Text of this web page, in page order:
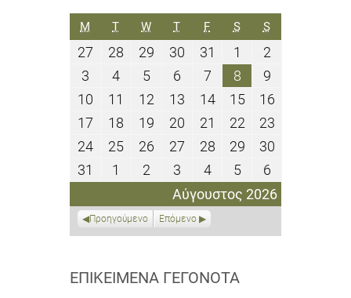
Αύγουστος 2026
M ΔΕΥΤΈΡΑ
TΤΡΊΤΗ
WΤΕΤΆΡΤΗ
TΠΈΜΠΤΗ
FΠΑΡΑΣΚΕΥΉ
SΣΆΒΒΑΤΟ
SΚΥΡΙΑΚΉ
27
Ιουλίου
2026
28
Ιουλίου
2026
29
Ιουλίου
2026
30
Ιουλίου
2026
31
Ιουλίου
2026
1
Αυγούστου
2026
22
Αυγούστου
3
Αυγούστου
2026
44
Αυγούστου
2026
55
Αυγούστου
2026
6
Αυγούστου
2026
77
Αυγούστου
2026
88
Αυγούστου
2026
99
Αυγούστου
2026
10
Αυγούστου
2026
11
Αυγούστου
2026
12
Αυγούστου
2026
13
Αυγούστου
2026
1414
Αυγούστου
2026
1515
Αυγούστου
2026
1616
Αυγούστου
2026
17
Αυγούστου
2026
18
Αυγούστου
2026
19
Αυγούστου
2026
20
Αυγούστου
2026
21
Αυγούστου
2026
2222
Αυγούστου
2026
2323
Αυγούστου
2026
2424
Αυγούστου
2026
2525
Αυγούστου
2026
26
Αυγούστου
2026
27
Αυγούστου
2026
2828
Αυγούστου
2026
2929
Αυγούστου
2026
3030
2026
31
Αυγούστου
2026
1
Σεπτεμβρίου
2026
2
Σεπτεμβρίου
2026
3
Σεπτεμβρίου
2026
44
Σεπτεμβρίου
2026
55
Σεπτεμβρίου
2026
66
2026
Προηγούμενο Επόμενο
ΕΠΙΚΕΊΜΕΝΑ ΓΕΓΟΝΌΤΑ